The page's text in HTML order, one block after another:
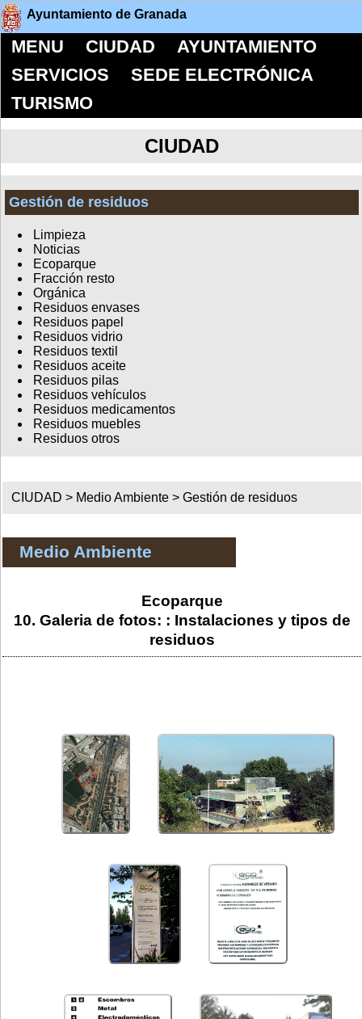
Ayuntamiento de Granada
MENU CIUDAD
AYUNTAMIENTO
SERVICIOS
SEDE ELECTRÓNICA
TURISMO
CIUDAD
Gestión de residuos
Limpieza
Noticias
Ecoparque
Fracción resto
Orgánica
Residuos envases
Residuos papel
Residuos vidrio
Residuos textil
Residuos aceite
Residuos pilas
Residuos vehículos
Residuos medicamentos
Residuos muebles
Residuos otros
CIUDAD > Medio Ambiente >Gestión de residuos
Medio Ambiente
Ecoparque
10. Galeria de fotos: : Instalaciones y tipos de
residuos